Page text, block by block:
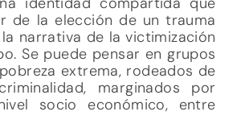
de la elección de un trauma
narrativa de la victimización
Se puede pensar en grupos
extrema, rodeados de
marginados por
socio económico, entre